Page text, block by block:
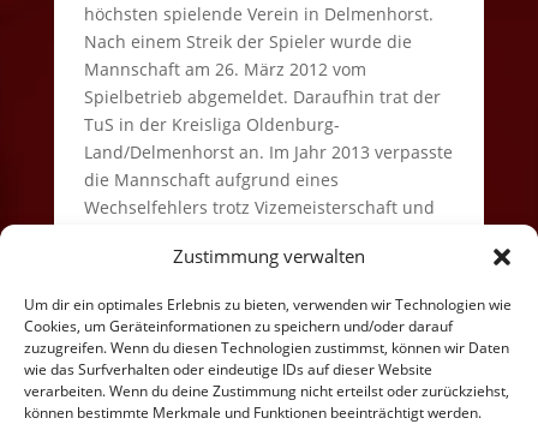
Zustimmung verwalten
Um dir ein optimales Erlebnis zu bieten, verwenden wir Technologien wie
Cookies, um Geräteinformationen zu speichern und/oder darauf
zuzugreifen. Wenn du diesen Technologien zustimmst, können wir Daten
wie das Surfverhalten oder eindeutige IDs auf dieser Website
verarbeiten. Wenn du deine Zustimmung nicht erteilst oder zurückziehst,
können bestimmte Merkmale und Funktionen beeinträchtigt werden.
höchsten spielende Verein in Delmenhorst.
Nach einem Streik der Spieler wurde die
Mannschaft am 26. März 2012 vom
Spielbetrieb abgemeldet. Daraufhin trat der
TuS in der Kreisliga Oldenburg-
Land/Delmenhorst an. Im Jahr 2013 verpasste
die Mannschaft aufgrund eines
Wechselfehlers trotz Vizemeisterschaft und
Bezirksliga und startet 2013/14 in der